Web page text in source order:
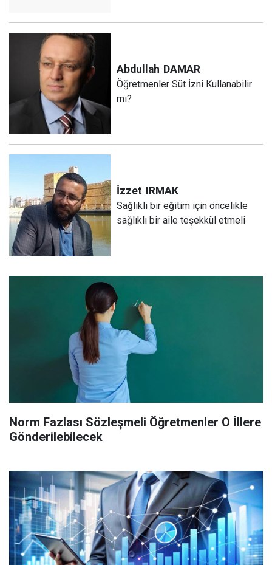
Abdullah DAMAR
Öğretmenler Süt İzni Kullanabilir
mi?
İzzet IRMAK
Sağlıklı bir eğitim için öncelikle
sağlıklı bir aile teşekkül etmeli
Norm Fazlası Sözleşmeli Öğretmenler O İllere
Gönderilebilecek